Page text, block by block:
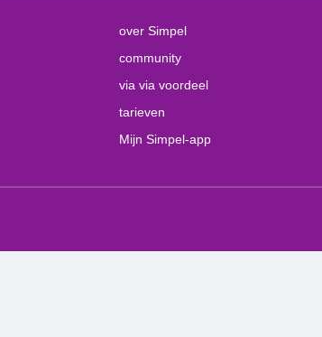
over Simpel
community
via via voordeel
tarieven
Mijn Simpel-app